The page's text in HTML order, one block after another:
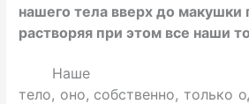
нашего тела вверх до макушки
растворяя при этом все наши
Наше
тело, оно, собственно, только